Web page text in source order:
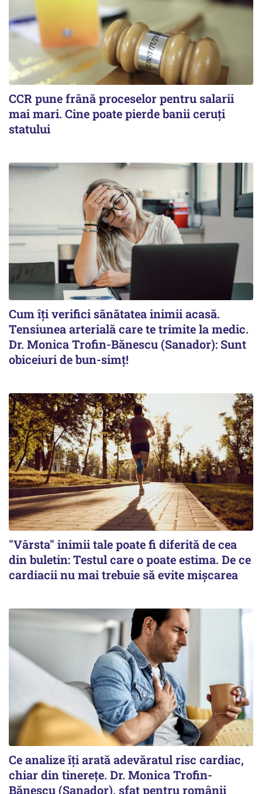
CCR pune frână proceselor pentru salarii
mai mari. Cine poate pierde banii ceruți
statului
Cum îți verifici sănătatea inimii acasă.
Tensiunea arterială care te trimite la medic.
Dr. Monica Trofin-Bănescu (Sanador): Sunt
obiceiuri de bun-simț!
"Vârsta" inimii tale poate fi diferită de cea
din buletin: Testul care o poate estima. De ce
cardiacii nu mai trebuie să evite mișcarea
Ce analize îți arată adevăratul risc cardiac,
chiar din tinerețe. Dr. Monica Trofin-
Bănescu (Sanador), sfat pentru românii